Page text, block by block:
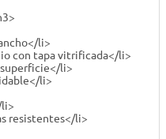
li>
con tapa vitrificada</li>
li>
li>
resistentes</li>